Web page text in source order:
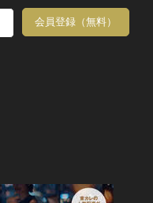
会員登録（無料）